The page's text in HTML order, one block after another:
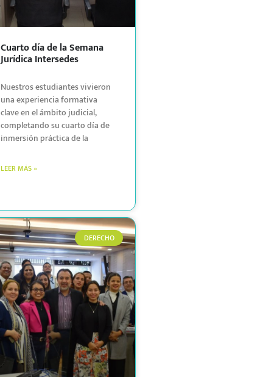
Cuarto día de la Semana
Jurídica Intersedes
Nuestros estudiantes vivieron
una experiencia formativa
clave en el ámbito judicial,
completando su cuarto día de
inmersión práctica de la
LEER MÁS »
DERECHO